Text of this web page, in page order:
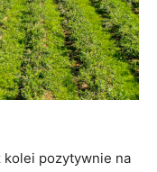
kolei pozytywnie na